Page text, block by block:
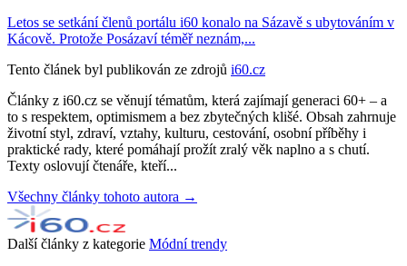
Letos se setkání členů portálu i60 konalo na Sázavě s ubytováním v
Kácově. Protože Posázaví téměř neznám,...
Tento článek byl publikován ze zdrojů i60.cz
Články z i60.cz se věnují tématům, která zajímají generaci 60+ – a
to s respektem, optimismem a bez zbytečných klišé. Obsah zahrnuje
životní styl, zdraví, vztahy, kulturu, cestování, osobní příběhy i
praktické rady, které pomáhají prožít zralý věk naplno a s chutí.
Texty oslovují čtenáře, kteří...
Všechny články tohoto autora →
Další články z kategorie Módní trendy